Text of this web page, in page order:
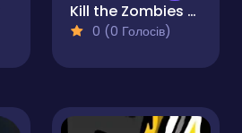
Kill the Zombies Game
0 (0 Голосів)